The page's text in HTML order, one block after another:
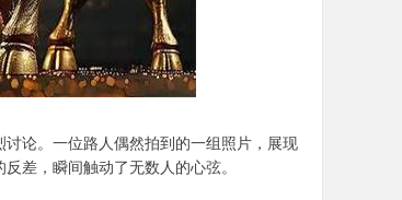
论。一位路人偶然拍到的一组照片，展现
差，瞬间触动了无数人的心弦。